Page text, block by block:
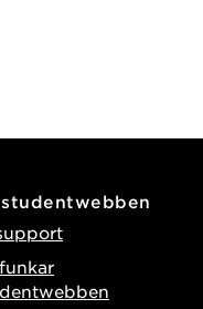
studentwebben